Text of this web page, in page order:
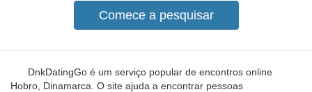
DnkDatingGo é um serviço popular de encontros online
Hobro, Dinamarca. O site ajuda a encontrar pessoas